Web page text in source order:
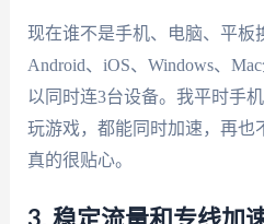
现在谁不是手机、电脑、平板
Android、iOS、Windows、
以同时连3台设备。我平时手
玩游戏，都能同时加速，再也
真的很贴心。